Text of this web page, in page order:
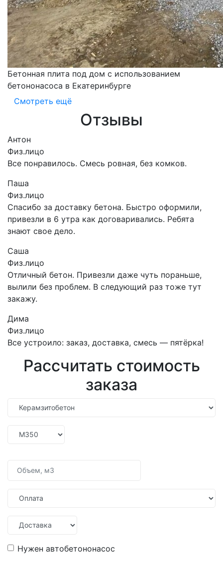
Бетонная плита под дом с использованием
бетононасоса в Екатеринбурге
Смотреть ещё
Отзывы
Антон
Физ.лицо
Все понравилось. Смесь ровная, без комков.
Паша
Физ.лицо
Спасибо за доставку бетона. Быстро оформили,
привезли в 6 утра как договаривались. Ребята
знают свое дело.
Саша
Физ.лицо
Отличный бетон. Привезли даже чуть пораньше,
вылили без проблем. В следующий раз тоже тут
закажу.
Дима
Физ.лицо
Все устроило: заказ, доставка, смесь — пятёрка!
Рассчитать стоимость
заказа
Нужен автобетононасос